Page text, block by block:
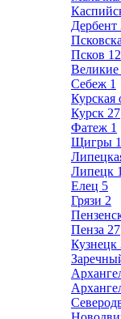
Дербент
Псков 12
Себеж 1
Курская
Курск 27
Фатеж 1
Щигры 1
Липецк
Елец 5
Грязи 2
Пенза 27
Кузнецк